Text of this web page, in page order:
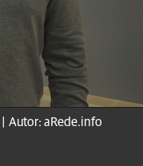
Autor: aRede.info